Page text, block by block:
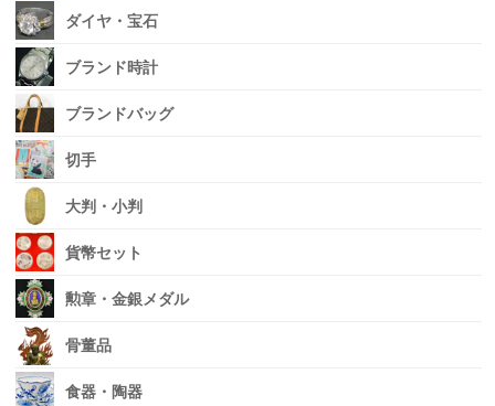
ダイヤ・宝石
ブランド時計
ブランドバッグ
切手
大判・小判
貨幣セット
勲章・金銀メダル
骨董品
食器・陶器